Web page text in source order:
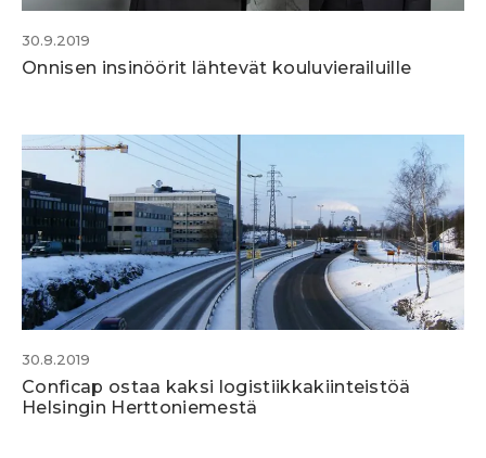
30.9.2019
Onnisen insinöörit lähtevät kouluvierailuille
30.8.2019
Conficap ostaa kaksi logistiikkakiinteistöä
Helsingin Herttoniemestä